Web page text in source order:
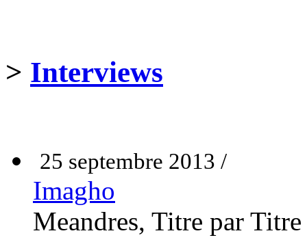
> Interviews
25 septembre 2013 /
Imagho
Meandres, Titre par Titre